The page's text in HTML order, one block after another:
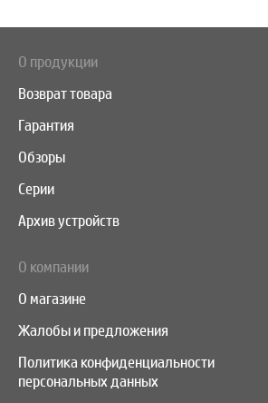
О продукции
Возврат товара
Гарантия
Обзоры
Серии
Архив устройств
О компании
О магазине
Жалобы и предложения
Политика конфиденциальности
персональных данных